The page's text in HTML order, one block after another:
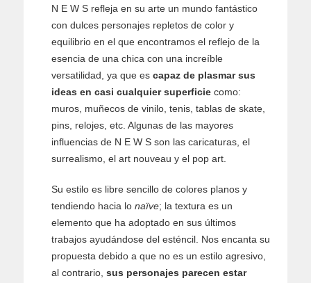
N E W S refleja en su arte un mundo fantástico
con dulces personajes repletos de color y
equilibrio en el que encontramos el reflejo de la
esencia de una chica con una increíble
versatilidad, ya que es capaz de plasmar sus
ideas en casi cualquier superficie como:
muros, muñecos de vinilo, tenis, tablas de skate,
pins, relojes, etc. Algunas de las mayores
influencias de N E W S son las caricaturas, el
surrealismo, el art nouveau y el pop art.
Su estilo es libre sencillo de colores planos y
tendiendo hacia lo naïve; la textura es un
elemento que ha adoptado en sus últimos
trabajos ayudándose del esténcil. Nos encanta su
propuesta debido a que no es un estilo agresivo,
al contrario, sus personajes parecen estar